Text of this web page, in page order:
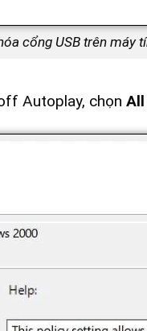
cổng USB trên máy
Autoplay, chọn